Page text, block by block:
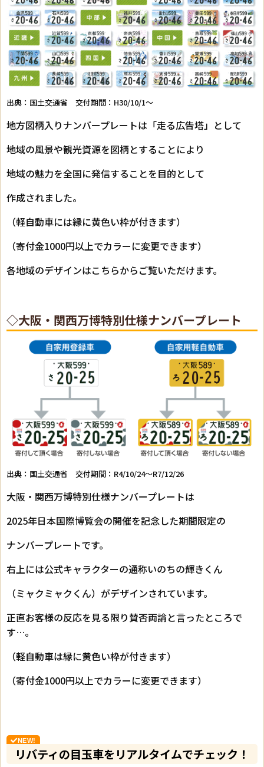
出典： 国土交通省 交付期間：H30/10/1～
地方図柄入りナンバープレートは「走る広告塔」として
地域の風景や観光資源を図柄とすることにより
地域の魅力を全国に発信することを目的として
作成されました。
（軽自動車には縁に黄色い枠が付きます）
（寄付金1000円以上でカラーに変更できます）
各地域のデザインはこちらからご覧いただけます。
◇大阪・関西万博特別仕様ナンバープレート
出典： 国土交通省 交付期間：R4/10/24～R7/12/26
大阪・関西万博特別仕様ナンバープレートは
2025年日本国際博覧会の開催を記念した期間限定の
ナンバープレートです。
右上には公式キャラクターの通称いのちの輝きくん
（ミャクミャクくん）がデザインされています。
正直お客様の反応を見る限り賛否両論と言ったところで
す…。
（軽自動車は縁に黄色い枠が付きます）
（寄付金1000円以上でカラーに変更できます）
リバティの目玉車をリアルタイムでチェック！